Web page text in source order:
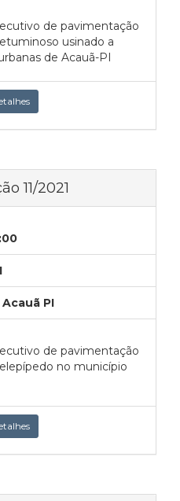
de pavimentação
usinado a
de Acauã-PI
11/2021
PI
de pavimentação
no município